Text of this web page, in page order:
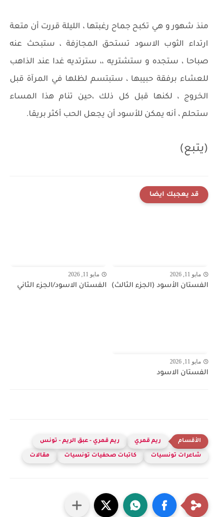
منذ شهور و هي تكبح جماح رغبتها ، الليلة قررت أن متعة
ارتداء الثوب الاسود تستحق المجازفة ، ستبحث عنه
صباحا ، ستجده و ستشتريه ،، سترتديه غدا عند الذاهب
للعشاء برفقة حبيبها ، ستبتسم لظلها في المرآة قبل
الخروج ، لكنها قبل كل ذلك ،حين تنام هذا المساء
ستحلم ، أنه يمكن للأسود أن يجعل الحب أكثر بريقا.
(يتبع)
قد يعجبك ايضا
مايو 11, 2026
الفستان الأسود (الجزء الثالث)
مايو 11, 2026
الفستان الاسود/الجزء الثاني
مايو 11, 2026
الفستان الاسود
ريم قمري ريم قمري - عبق الريم - تونس
شاعرات تونسيات كاتبات صحفيات تونسيات مقالات